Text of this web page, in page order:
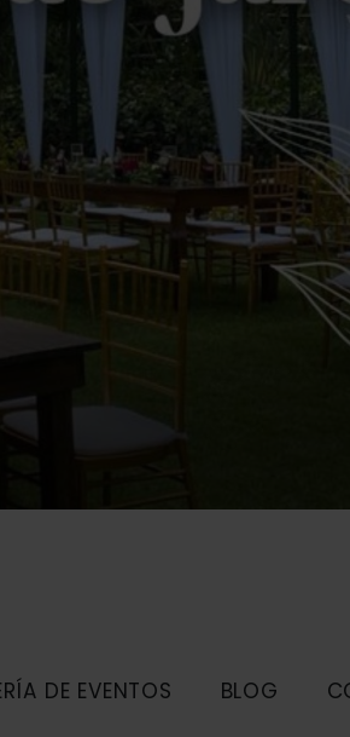
DE EVENTOS BLOG